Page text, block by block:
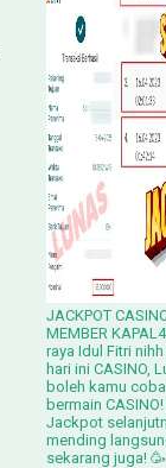
JACKPOT
MEMBER
raya Idul Fitri
hari ini CASINO,
boleh kamu
bermain
Jackpot
mending
sekarang juga! 🥳